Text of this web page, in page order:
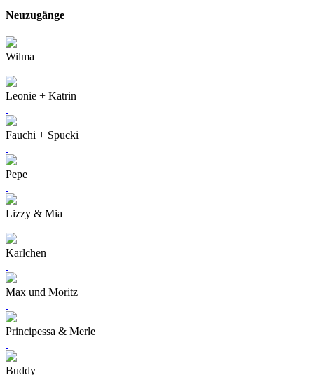
Neuzugänge
Wilma
Leonie + Katrin
Fauchi + Spucki
Pepe
Lizzy & Mia
Karlchen
Max und Moritz
Principessa & Merle
Buddy